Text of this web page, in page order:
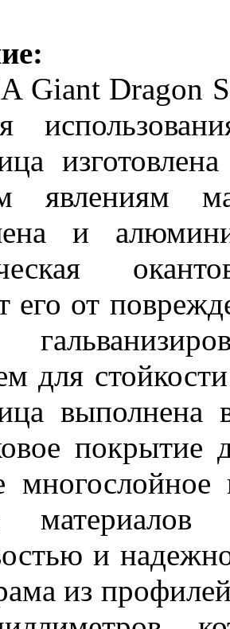
Giant Dragon
изгот
явлениям
и
его от
для
выполнена
многослойное
материалов
и
из